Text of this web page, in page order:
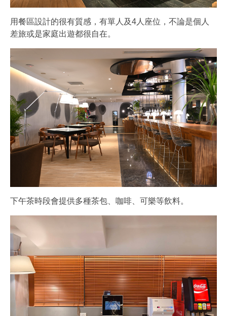
用餐區設計的很有質感，有單人及4人座位，不論是個人
差旅或是家庭出遊都很自在。
下午茶時段會提供多種茶包、咖啡、可樂等飲料。